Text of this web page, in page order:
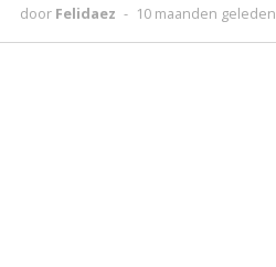
door Felidaez - 10 maanden geleden